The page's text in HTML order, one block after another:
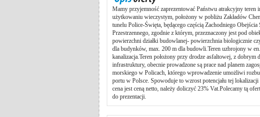
Mamy przyjemność zaprezentować Państwu atrakcyjny
użytkowaniu wieczystym, położony w pobliżu Zakładów
tunelu Police-Święta, będącego częścią Zachodniego
Przestrzennego, zgodnie z którym, przeznaczony jest pod
powierzchni działki budowlanej- powierzchnia biologicznie
dla budynków, max. 200 m dla budowli.Teren uzbrojony w
kanalizacja.Teren położony przy drodze asfaltowej, z
infrastruktury, obecnie prowadzone są prace nad planem
morskiego w Policach, którego wprowadzenie umożliwi
portu w Polsce. Spowoduje to wzrost potencjału tej
cena jest ceną netto, należy doliczyć 23% Vat.Polecamy tą
do prezentacji.